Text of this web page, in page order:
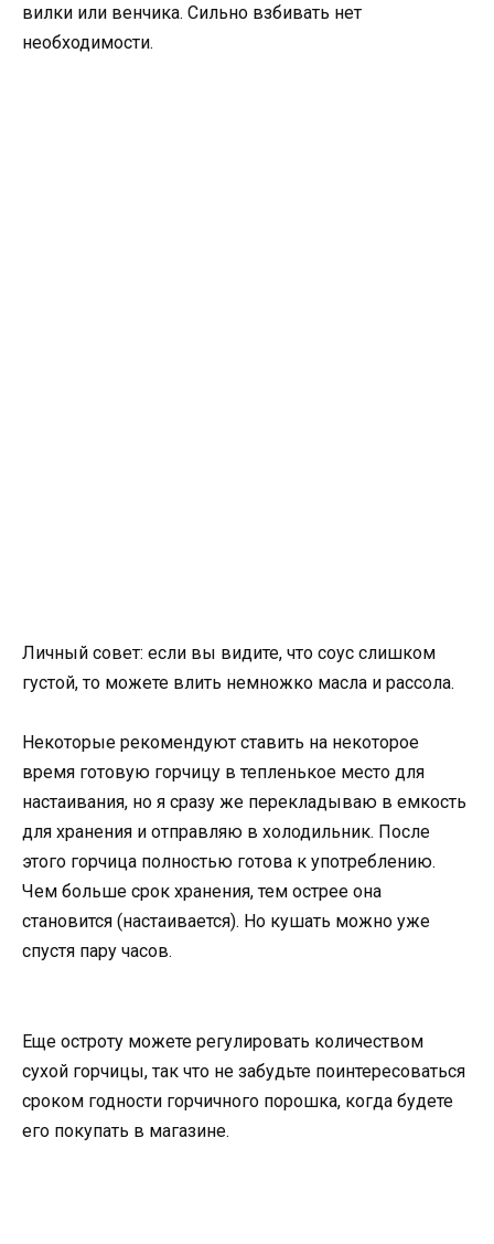
вилки или венчика. Сильно взбивать нет
необходимости.
Личный совет: если вы видите, что соус слишком
густой, то можете влить немножко масла и рассола.
Некоторые рекомендуют ставить на некоторое
время готовую горчицу в тепленькое место для
настаивания, но я сразу же перекладываю в емкость
для хранения и отправляю в холодильник. После
этого горчица полностью готова к употреблению.
Чем больше срок хранения, тем острее она
становится (настаивается). Но кушать можно уже
спустя пару часов.
Еще остроту можете регулировать количеством
сухой горчицы, так что не забудьте поинтересоваться
сроком годности горчичного порошка, когда будете
его покупать в магазине.